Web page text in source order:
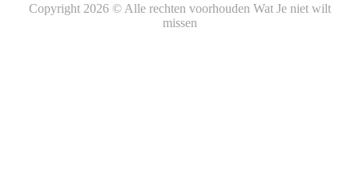
Copyright 2026 © Alle rechten voorhouden Wat Je niet wilt
missen